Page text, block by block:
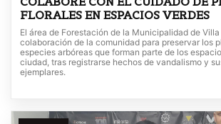
FLORALES EN ESPACIOS VERDES
El área de Forestación de la Municipalidad de
colaboración de la comunidad para preservar los
especies arbóreas que forman parte de los
ciudad, tras registrarse hechos de vandalismo y
ejemplares.